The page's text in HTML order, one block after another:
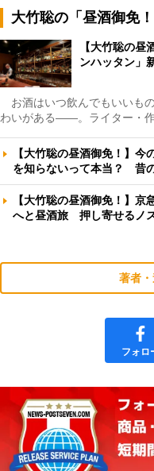
大竹聡の「昼酒御免！
【大竹聡の
ンハッタン」
お酒はいつ飲んでもいいも
わいがある――。ライター・
【大竹聡の昼酒御免！】今
を知らないって本当？ 昔
【大竹聡の昼酒御免！】京
へと昼酒旅 押し寄せるノ
著者
フォロ